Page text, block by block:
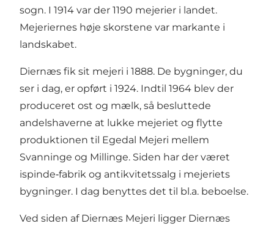
sogn. I 1914 var der 1190 mejerier i landet.
Mejeriernes høje skorstene var markante i
landskabet.
Diernæs fik sit mejeri i 1888. De bygninger, du
ser i dag, er opført i 1924. Indtil 1964 blev der
produceret ost og mælk, så besluttede
andelshaverne at lukke mejeriet og flytte
produktionen til Egedal Mejeri mellem
Svanninge og Millinge. Siden har der været
ispinde‑fabrik og antikvitetssalg i mejeriets
bygninger. I dag benyttes det til bl.a. beboelse.
Ved siden af Diernæs Mejeri ligger Diernæs